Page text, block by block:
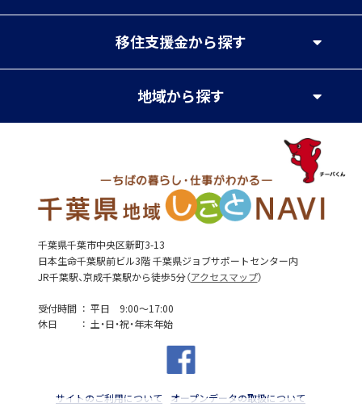
移住支援金から探す
地域から探す
千葉県千葉市中央区新町3-13
日本生命千葉駅前ビル3階 千葉県ジョブサポートセンター内
JR千葉駅、京成千葉駅から徒歩5分（アクセスマップ）
受付時間
平日 9:00～17:00
休日
土・日・祝・年末年始
サイトのご利用について オープンデータの取扱について